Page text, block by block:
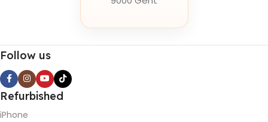
Follow us
Refurbished
iPhone